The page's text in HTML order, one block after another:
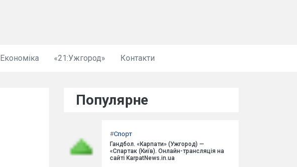
Економіка «21:Ужгород» Контакти
Популярне
#Спорт
Гандбол. «Карпати» (Ужгород) —
«Спартак (Київ). Онлайн-трансляція на
сайті KarpatNews.in.ua